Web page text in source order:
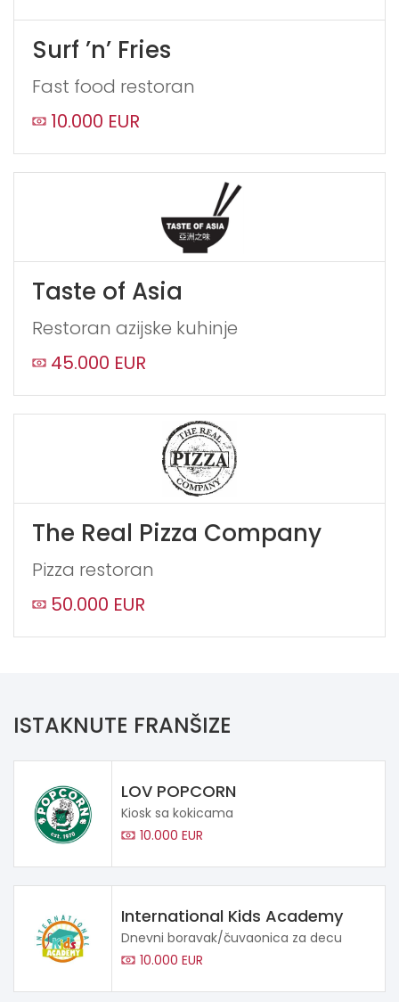
Surf ’n’ Fries
Fast food restoran
10.000 EUR
Taste of Asia
Restoran azijske kuhinje
45.000 EUR
The Real Pizza Company
Pizza restoran
50.000 EUR
ISTAKNUTE FRANŠIZE
LOV POPCORN
Kiosk sa kokicama
10.000 EUR
International Kids Academy
Dnevni boravak/čuvaonica za decu
10.000 EUR